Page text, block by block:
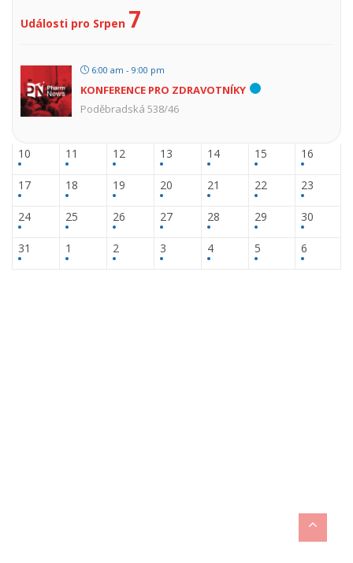
Události pro Srpen 7
6:00 am - 9:00 pm
KONFERENCE PRO ZDRAVOTNÍKY
Poděbradská 538/46
10 11 12 13 14 15 16
17 18 19 20 21 22 23
24 25 26 27 28 29 30
31 1 2 3 4 5 6